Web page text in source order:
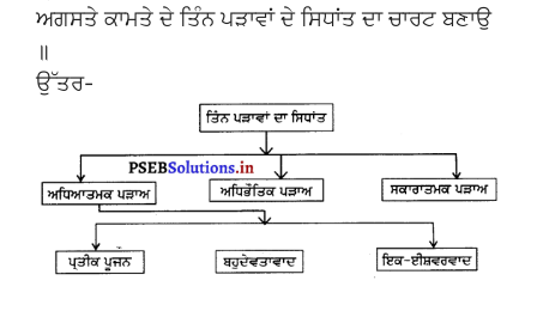
ਅਗਸਤੇ ਕਾਮਤੇ ਦੇ ਤਿੰਨ ਪੜਾਵਾਂ ਦੇ ਸਿਧਾਂਤ ਦਾ ਚਾਰਟ ਬਣਾਉ
॥
ਉੱਤਰ-